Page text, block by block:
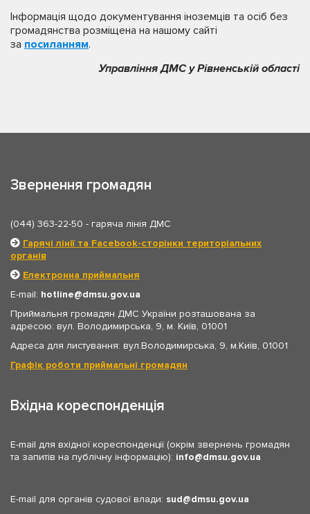
Інформація щодо документування іноземців та осіб без
громадянства розміщена на нашому сайті
за посиланням.
Управління ДМС у Рівненській області
Звернення громадян
(044) 363-22-50 - гаряча лінія ДМС
Гарячі лінії та Facebook-сторінки територіальних
органів
Електронна приймальня
E-mail: hotline
dmsu.gov.ua
Приймальня громадян ДМС України розташована за
адресою: вул. Володимирська, 9, м. Київ, 01001
Адреса для листування: вул.Володимирська, 9, м.Київ, 01001
Графік роботи приймальні громадян
Вхідна кореспонденція
E-mail для вхідної кореспонденції (окрім звернень громадян
та запитів на публічну інформацію): info dmsu.gov.ua
E-mail для органів судової влади: sud dmsu.gov.ua